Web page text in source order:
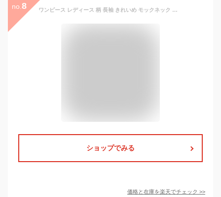
no. 8 ワンピース レディース 柄 長袖 きれいめ モックネック ハイネック ミモレ丈 ロングワンピース 上品 エレガント 韓国ワンピース 春 長袖 ママ 服 母 プリーツワンピース ゆったり 体型カバー フォーマル 結婚式 カジュアル 着やせ おしゃれ 秋
ショップでみる
価格と在庫を楽天でチェック >>